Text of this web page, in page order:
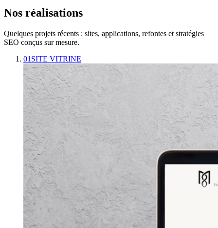
Nos réalisations
Quelques projets récents : sites, applications, refontes et stratégies
SEO conçus sur mesure.
01 SITE VITRINE